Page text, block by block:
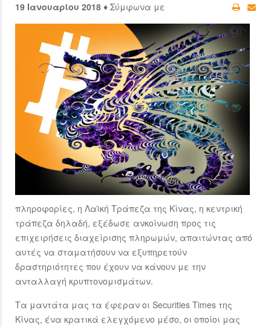
19 Ιανουαρίου 2018 ♦ Σύμφωνα με
πληροφορίες, η Λαϊκή Τράπεζα της Κίνας, η κεντρική
τράπεζα δηλαδή, εξέδωσε ανκοίνωση προς τις
επιχειρήσεις διαχείρισης πληρωμών, απαιτώντας από
αυτές να σταματήσουν να εξυπηρετούν
δραστηριότητες που έχουν να κάνουν με την
ανταλλαγή κρυπτονομισμάτων.
Τα μαντάτα μας τα έφεραν οι Securities Times της
Κίνας, ένα κρατικά ελεγχόμενο μέσο, οι οποίοι μας